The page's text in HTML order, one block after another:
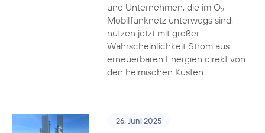
und Unternehmen, die im O2
Mobilfunknetz unterwegs sind,
nutzen jetzt mit großer
Wahrscheinlichkeit Strom aus
erneuerbaren Energien direkt von
den heimischen Küsten.
26. Juni 2025